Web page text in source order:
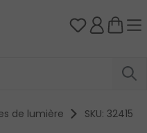
Vous avez
de lumière SKU: 32415